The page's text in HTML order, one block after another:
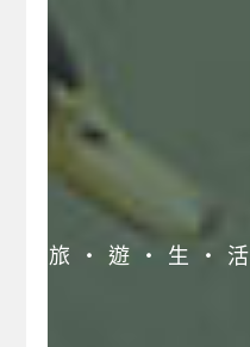
旅 ‧ 遊 ‧ 生 ‧ 活